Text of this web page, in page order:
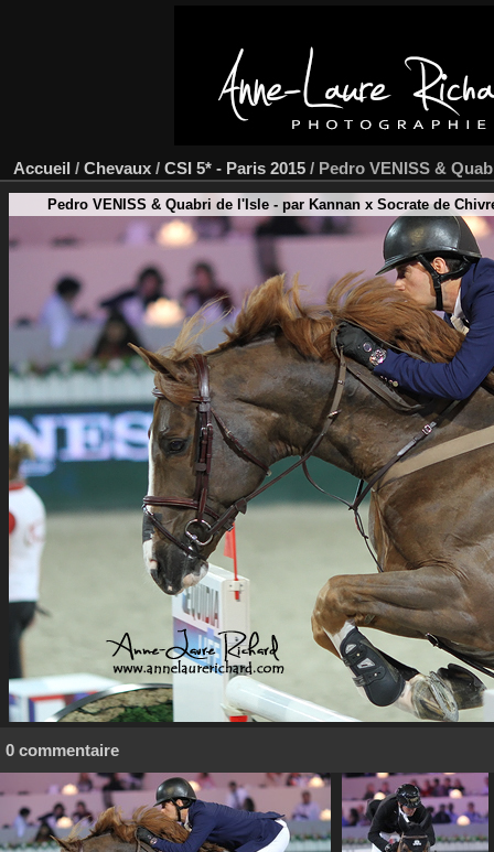
Accueil / Chevaux / CSI 5* - Paris 2015 / Pedro VENISS &
Pedro VENISS & Quabri de l'Isle - par Kannan x Socrate de
0 commentaire